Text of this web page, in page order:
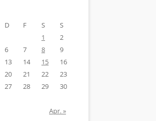
D F S
S
1
2
6 7 8
9
13 14 15
16
20 21 22
23
27 28 29
30
Apr. »